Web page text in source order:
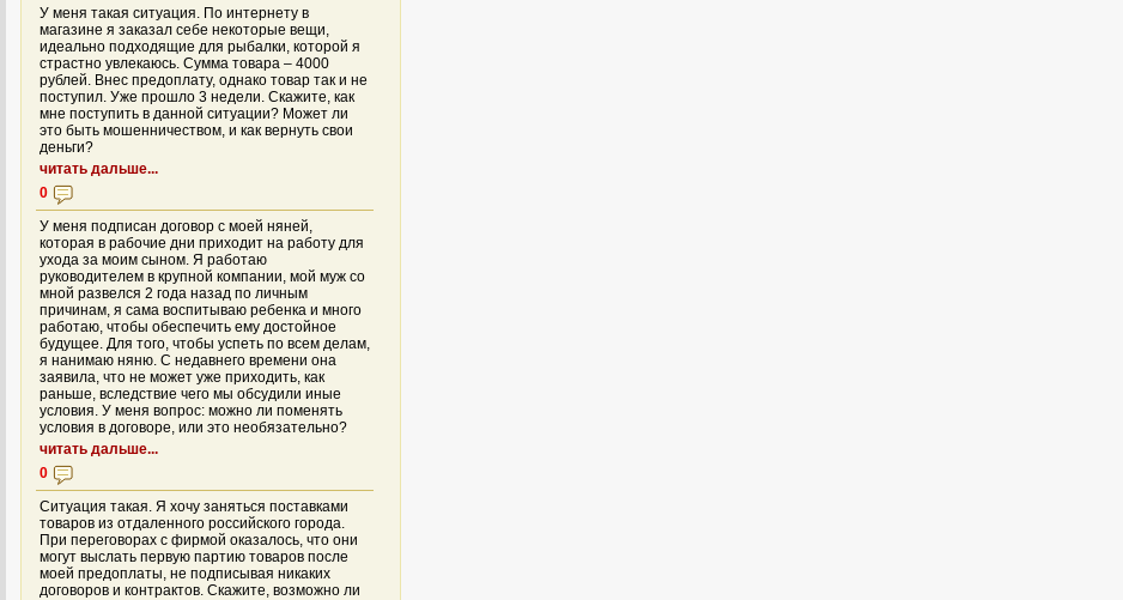
У меня такая ситуация. По интернету в
магазине я заказал себе некоторые вещи,
идеально подходящие для рыбалки, которой я
страстно увлекаюсь. Сумма товара – 4000
рублей. Внес предоплату, однако товар так и не
поступил. Уже прошло 3 недели. Скажите, как
мне поступить в данной ситуации? Может ли
это быть мошенничеством, и как вернуть свои
деньги?
читать дальше...
0
У меня подписан договор с моей няней,
которая в рабочие дни приходит на работу для
ухода за моим сыном. Я работаю
руководителем в крупной компании, мой муж со
мной развелся 2 года назад по личным
причинам, я сама воспитываю ребенка и много
работаю, чтобы обеспечить ему достойное
будущее. Для того, чтобы успеть по всем делам,
я нанимаю няню. С недавнего времени она
заявила, что не может уже приходить, как
раньше, вследствие чего мы обсудили иные
условия. У меня вопрос: можно ли поменять
условия в договоре, или это необязательно?
читать дальше...
0
Ситуация такая. Я хочу заняться поставками
товаров из отдаленного российского города.
При переговорах с фирмой оказалось, что они
могут выслать первую партию товаров после
моей предоплаты, не подписывая никаких
договоров и контрактов. Скажите, возможно ли